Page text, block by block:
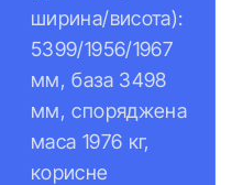
ширина/висота):
5399/1956/1967
мм, база 3498
мм, споряджена
маса 1976 кг,
корисне